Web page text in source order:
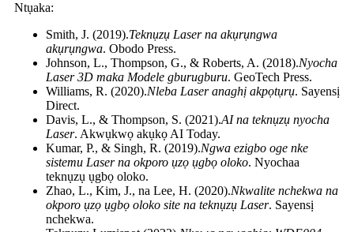
Ntụaka:
Smith, J. (2019).Teknụzụ Laser na akụrụngwa
akụrụngwa. Obodo Press.
Johnson, L., Thompson, G., & Roberts, A. (2018).Nyocha
Laser 3D maka Modele gburugburu. GeoTech Press.
Williams, R. (2020).Nleba Laser anaghị akpọtụrụ. Sayensị
Direct.
Davis, L., & Thompson, S. (2021).AI na teknụzụ nyocha
Laser. Akwụkwọ akụkọ AI Today.
Kumar, P., & Singh, R. (2019).Ngwa ezigbo oge nke
sistemu Laser na okporo ụzọ ụgbọ oloko. Nyochaa
teknụzụ ụgbọ oloko.
Zhao, L., Kim, J., na Lee, H. (2020).Nkwalite nchekwa na
okporo ụzọ ụgbọ oloko site na teknụzụ Laser. Sayensị
nchekwa.